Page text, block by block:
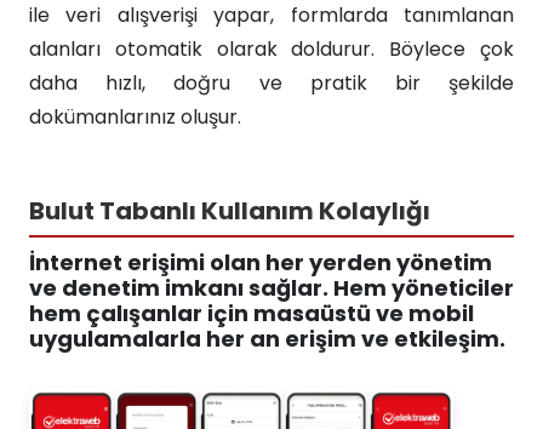
ile veri alışverişi yapar, formlarda tanımlanan
alanları otomatik olarak doldurur. Böylece çok
daha hızlı, doğru ve pratik bir şekilde
dokümanlarınız oluşur.
Bulut Tabanlı Kullanım Kolaylığı
İnternet erişimi olan her yerden yönetim
ve denetim imkanı sağlar. Hem yöneticiler
hem çalışanlar için masaüstü ve mobil
uygulamalarla her an erişim ve etkileşim.